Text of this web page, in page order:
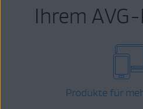
Ihrem
Produkte für